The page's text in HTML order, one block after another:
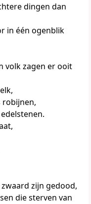
dingen dan
in één ogenblik
volk zagen er ooit
robijnen,
zijn gedood,
die sterven van